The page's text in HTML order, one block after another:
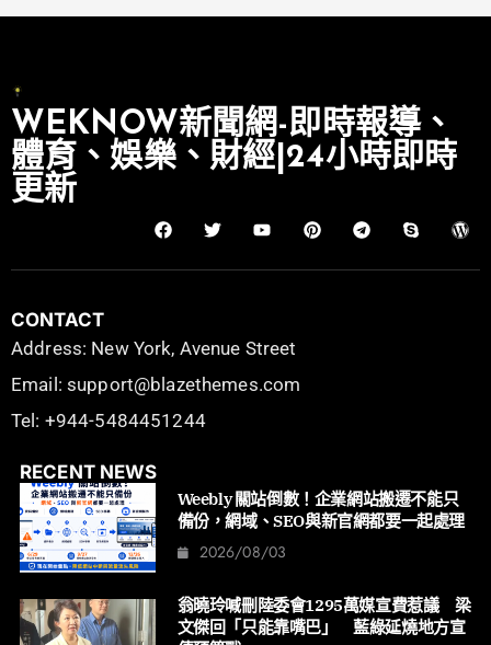
WEKNOW新聞網-即時報導、
體育、娛樂、財經|24小時即時
更新
CONTACT
Address: New York, Avenue Street
Email: support@blazethemes.com
Tel: +944-5484451244
RECENT NEWS
Weebly 關站倒數！企業網站搬遷不能只
備份，網域、SEO與新官網都要一起處理
2026/08/03
翁曉玲喊刪陸委會1295萬媒宣費惹議 梁
文傑回「只能靠嘴巴」 藍綠延燒地方宣